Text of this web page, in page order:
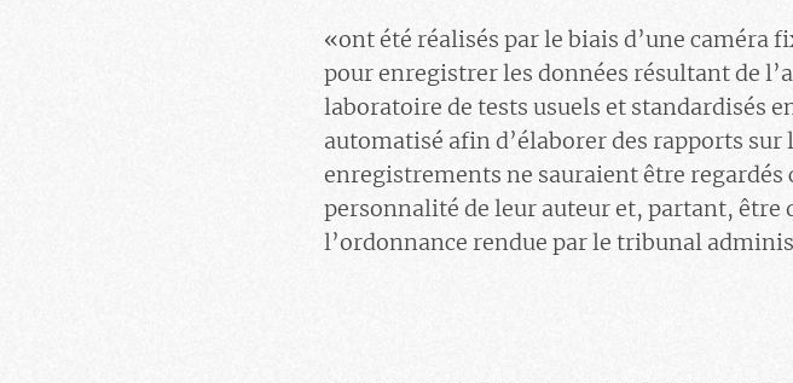
«ont été réalisés par le biais d’une caméra
pour enregistrer les données résultant de
laboratoire de tests usuels et standardisés
automatisé afin d’élaborer des rapports sur
enregistrements ne sauraient être
personnalité de leur auteur et, partant,
l’ordonnance rendue par le tribunal